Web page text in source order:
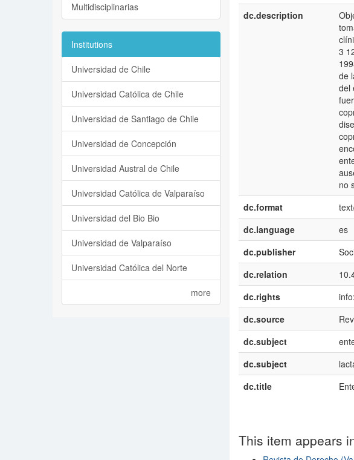
dc.description
3
de
del
no
dc.format
dc.language
es
dc.publisher
dc.relation
dc.rights
dc.source
dc.subject
dc.subject
dc.title
This item appears
Multidisciplinarias
Institutions
Universidad de Chile
Universidad Católica de Chile
Universidad de Santiago de Chile
Universidad de Concepción
Universidad Austral de Chile
Universidad Católica de Valparaíso
Universidad del Bio Bio
Universidad de Valparaíso
Universidad Católica del Norte
more